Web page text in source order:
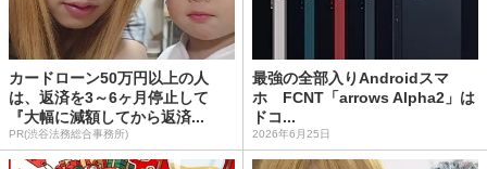
カードローン50万円以上の人
は、返済を3～6ヶ月停止して
『大幅に減額してから返済...
PR(渋谷法務総合事務所)
最強の全部入りAndroidスマ
ホ FCNT「arrows Alpha2」は
ドコ...
2026年6月25日